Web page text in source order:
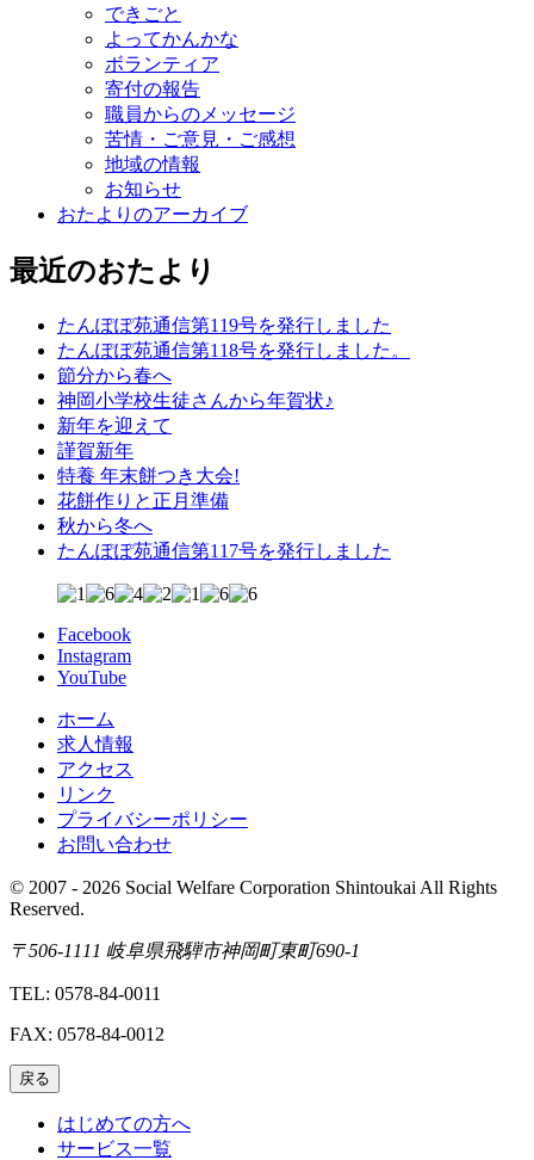
できごと
よってかんかな
ボランティア
寄付の報告
職員からのメッセージ
苦情・ご意見・ご感想
地域の情報
お知らせ
おたよりのアーカイブ
最近のおたより
たんぽぽ苑通信第119号を発行しました
たんぽぽ苑通信第118号を発行しました。
節分から春へ
神岡小学校生徒さんから年賀状♪
新年を迎えて
謹賀新年
特養 年末餅つき大会!
花餅作りと正月準備
秋から冬へ
たんぽぽ苑通信第117号を発行しました
Facebook
Instagram
YouTube
ホーム
求人情報
アクセス
リンク
プライバシーポリシー
お問い合わせ
© 2007 - 2026 Social Welfare Corporation Shintoukai All Rights
Reserved.
〒506-1111 岐阜県飛騨市神岡町東町690-1
TEL: 0578-84-0011
FAX: 0578-84-0012
戻る
はじめての方へ
サービス一覧